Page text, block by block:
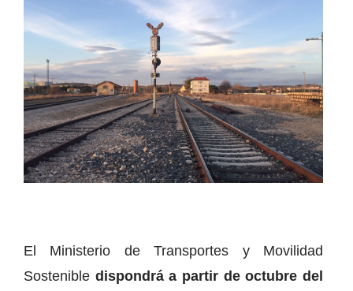
El Ministerio de Transportes y Movilidad
Sostenible dispondrá a partir de octubre del